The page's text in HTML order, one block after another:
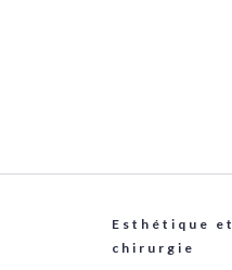
Esthétique et
chirurgie